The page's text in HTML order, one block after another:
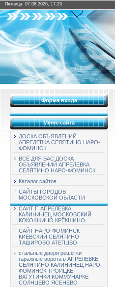
Пятница, 07.08.2026, 17:29
Форма входа
Меню сайта
ДОСКА ОБЪЯВЛЕНИЙ
АПРЕЛЕВКА СЕЛЯТИНО НАРО-
ФОМИНСК
ВСЁ ДЛЯ ВАС ДОСКА
ОБЪЯВЛЕНИЙ АПРЕЛЕВКА
СЕЛЯТИНО НАРО-ФОМИНСК
Каталог сайтов
САЙТЫ ГОРОДОВ
МОСКОВСКОЙ ОБЛАСТИ
САЙТ Г. АПРЕЛЕВКА
КАЛИНИНЕЦ МОСКОВСКИЙ
КОКОШКИНО КРЁКШИНО
САЙТ НАРО-ФОМИНСК
КИЕВСКИЙ СЕЛЯТИНО
ТАШИРОВО АТЕПЦВО
стальные двери решётки
гаражные ворота в АПРЕЛЕВКЕ
СЕЛЯТИНО КАЛИНИНЕЦ НАРО-
ФОМИНСК ТРОИЦКЕ
ВАТУТИНКИ КОММУНАРКЕ
СОЛНЦЕВО ЯСЕНЕВО